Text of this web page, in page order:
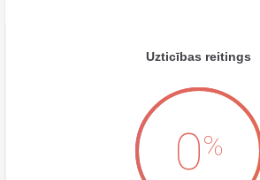
Uzticības reitings
0%